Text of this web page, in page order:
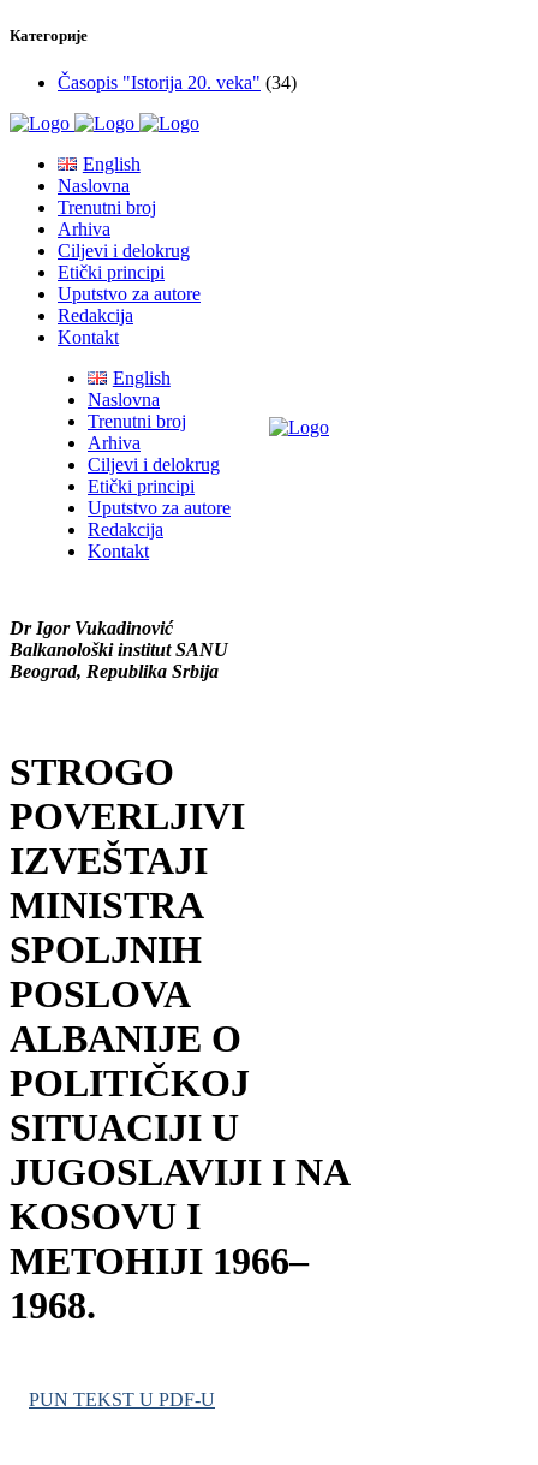
Категорије
Časopis "Istorija 20. veka" (34)
English
Naslovna
Trenutni broj
Arhiva
Ciljevi i delokrug
Etički principi
Uputstvo za autore
Redakcija
Kontakt
English
Naslovna
Trenutni broj
Arhiva
Ciljevi i delokrug
Etički principi
Uputstvo za autore
Redakcija
Kontakt
Dr Igor Vukadinović
Balkanološki institut SANU
Beograd, Republika Srbija
STROGO
POVERLJIVI
IZVEŠTAJI
MINISTRA
SPOLJNIH
POSLOVA
ALBANIJE O
POLITIČKOJ
SITUACIJI U
JUGOSLAVIJI I NA
KOSOVU I
METOHIJI 1966–
1968.
PUN TEKST U PDF-U